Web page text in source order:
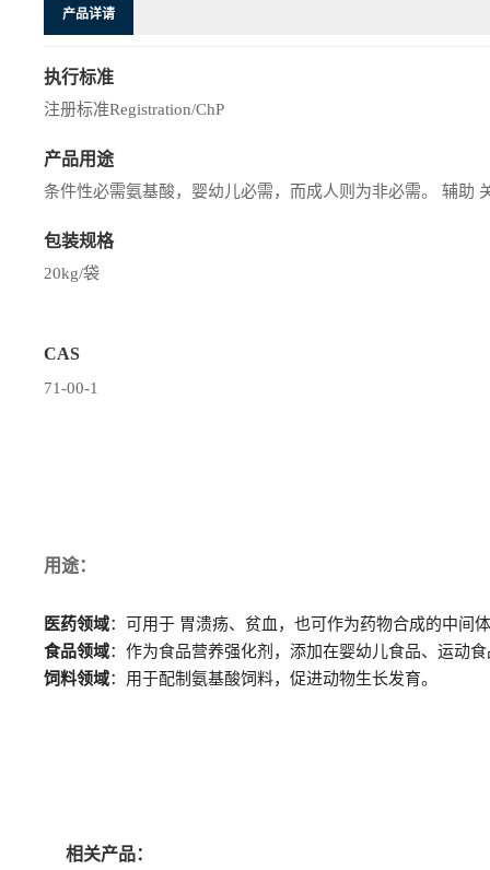
产品详请
执行标准
注册标准Registration/ChP
产品用途
条件性必需氨基酸，婴幼儿必需，而成人则为非必需。 辅助
包装规格
20kg/袋
CAS
71-00-1
用途：
医药领域：可用于 胃溃疡、贫血，也可作为药物合成的中间
食品领域：作为食品营养强化剂，添加在婴幼儿食品、运动
饲料领域：用于配制氨基酸饲料，促进动物生长发育。
相关产品：